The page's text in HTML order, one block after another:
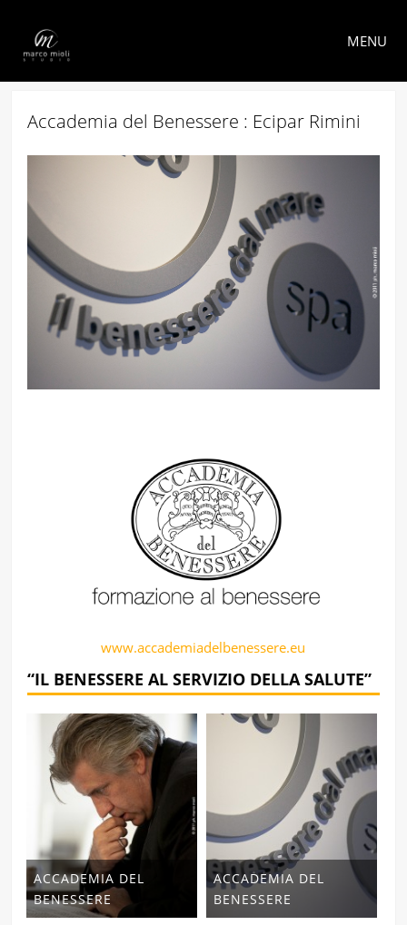
MENU
Accademia del Benessere : Ecipar Rimini
www.accademiadelbenessere.eu
“IL BENESSERE AL SERVIZIO DELLA SALUTE”
ACCADEMIA DEL
BENESSERE
ACCADEMIA DEL
BENESSERE